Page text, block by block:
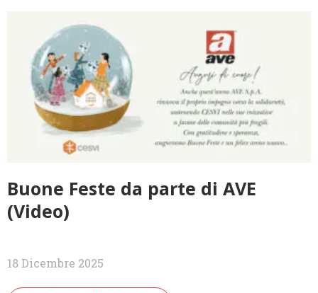
Buone Feste da parte di AVE
(Video)
18 Dicembre 2025